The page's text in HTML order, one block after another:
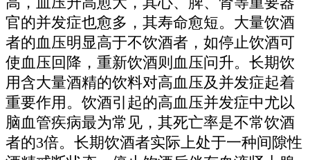
官的并发症也愈多，其寿命愈短。大量饮酒
者的血压明显高于不饮酒者，如停止饮酒可
使血压回降，重新饮酒则血压问升。长期饮
用含大量酒精的饮料对高血压及并发症起着
重要作用。饮酒引起的高血压并发症中尤以
脑血管疾病最为常见，其死亡率是不常饮酒
者的3倍。长期饮酒者实际上处于一种间隙性